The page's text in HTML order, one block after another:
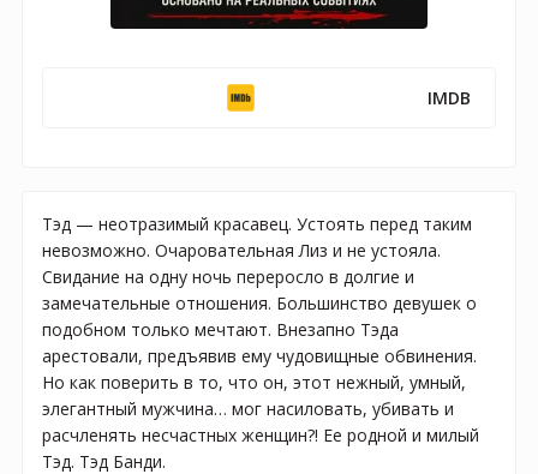
IMDB
Тэд — неотразимый красавец. Устоять перед таким
невозможно. Очаровательная Лиз и не устояла.
Свидание на одну ночь переросло в долгие и
замечательные отношения. Большинство девушек о
подобном только мечтают. Внезапно Тэда
арестовали, предъявив ему чудовищные обвинения.
Но как поверить в то, что он, этот нежный, умный,
элегантный мужчина… мог насиловать, убивать и
расчленять несчастных женщин?! Ее родной и милый
Тэд. Тэд Банди.